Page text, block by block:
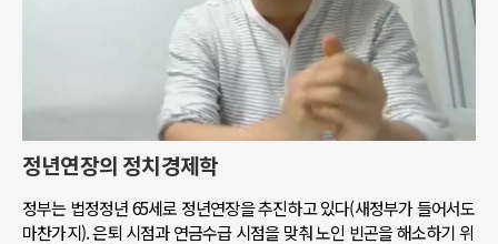
정년연장의 정치경제학
정부는 법정정년 65세로 정년연장을 추진하고 있다(새정부가 들어서도
마찬가지). 은퇴 시점과 연금수급 시점을 맞춰 노인 빈곤을 해소하기 위